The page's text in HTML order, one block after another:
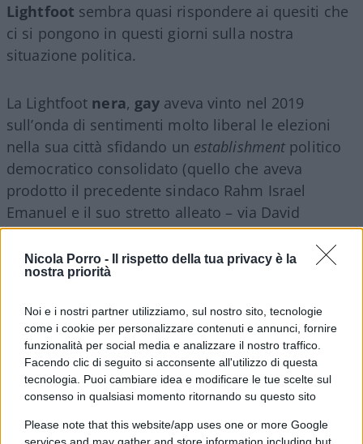
Nicola Porro -
Il rispetto della tua privacy è la
nostra priorità
Noi e i nostri partner utilizziamo, sul nostro sito, tecnologie
come i cookie per personalizzare contenuti e annunci, fornire
funzionalità per social media e analizzare il nostro traffico.
Facendo clic di seguito si acconsente all'utilizzo di questa
tecnologia. Puoi cambiare idea e modificare le tue scelte sul
consenso in qualsiasi momento ritornando su questo sito
Please note that this website/app uses one or more Google
Lightfoot sembra quasi rispondere ai quesiti che
ci si pongono in questi giorni sulla nostra
situazione politica.
La Lightfoot nera, gay aveva vinto nel 2019
sull’onda di sentimenti molto liberal le elezioni
nella sua città sfidando un establishment politico
democratico consolidato (quello che aveva
prodotto il precedente sindaco Rahm Israel
Emanuel e il suo stretto alleato – via David
Axelrod – Barack Obama). Oggi però nelle
primarie tenute in questi giorni ha perso la corsa
contro ben due sfidanti democratici
dell’Illinois, che non viene confermato per un
secondo mandato.
sindaco uscente (nata in Ohio) non è stato in